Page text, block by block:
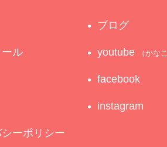
ル
ーポリシー
ブログ
youtube （かな
facebook
instagram